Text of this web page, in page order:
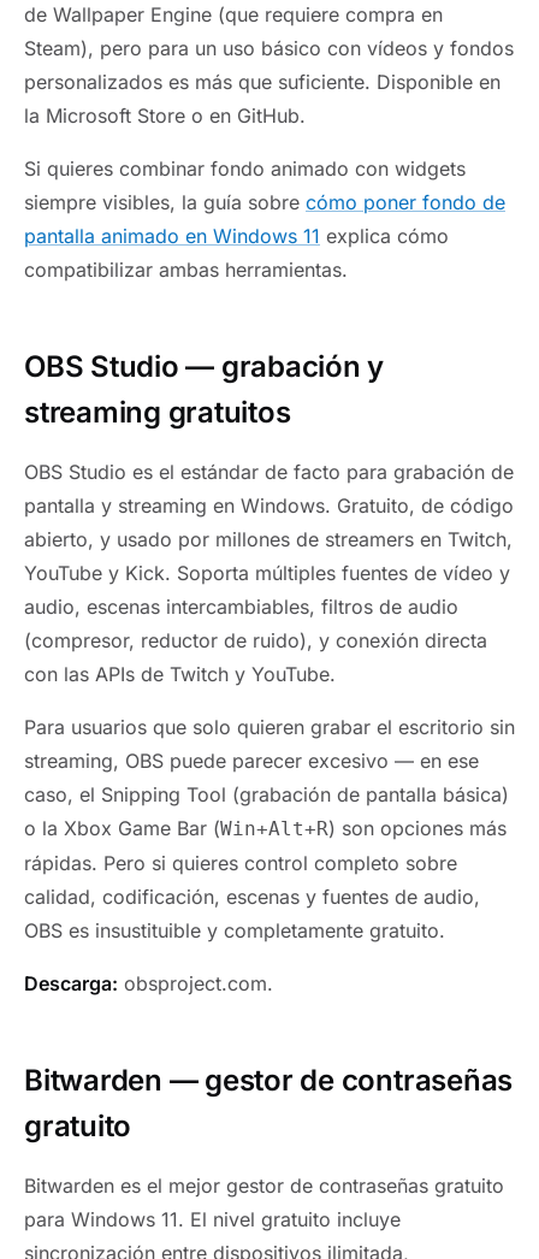
de Wallpaper Engine (que requiere compra en
Steam), pero para un uso básico con vídeos y fondos
personalizados es más que suficiente. Disponible en
la Microsoft Store o en GitHub.
Si quieres combinar fondo animado con widgets
siempre visibles, la guía sobre cómo poner fondo de
pantalla animado en Windows 11 explica cómo
compatibilizar ambas herramientas.
OBS Studio — grabación y
streaming gratuitos
OBS Studio es el estándar de facto para grabación de
pantalla y streaming en Windows. Gratuito, de código
abierto, y usado por millones de streamers en Twitch,
YouTube y Kick. Soporta múltiples fuentes de vídeo y
audio, escenas intercambiables, filtros de audio
(compresor, reductor de ruido), y conexión directa
con las APIs de Twitch y YouTube.
Para usuarios que solo quieren grabar el escritorio sin
streaming, OBS puede parecer excesivo — en ese
caso, el Snipping Tool (grabación de pantalla básica)
o la Xbox Game Bar (Win+Alt+R) son opciones más
rápidas. Pero si quieres control completo sobre
calidad, codificación, escenas y fuentes de audio,
OBS es insustituible y completamente gratuito.
Descarga: obsproject.com.
Bitwarden — gestor de contraseñas
gratuito
Bitwarden es el mejor gestor de contraseñas gratuito
para Windows 11. El nivel gratuito incluye
sincronización entre dispositivos ilimitada,